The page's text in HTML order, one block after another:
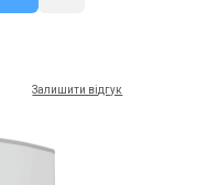
Залишити відгук